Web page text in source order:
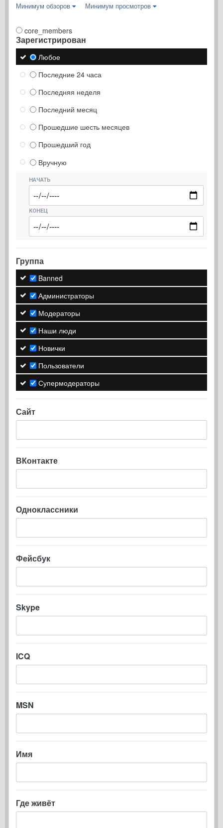
Минимум обзоров
Минимум просмотров
core_members
Зарегистрирован
Любое
Последние 24 часа
Последняя неделя
Последний месяц
Прошедшие шесть месяцев
Прошедший год
Вручную
НАЧАТЬ
КОНЕЦ
Группа
Banned
Администраторы
Модераторы
Наши люди
Новички
Пользователи
Супермодераторы
Сайт
ВКонтакте
Одноклассники
Фейсбук
Skype
ICQ
MSN
Имя
Где живёт